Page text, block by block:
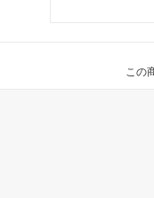
この